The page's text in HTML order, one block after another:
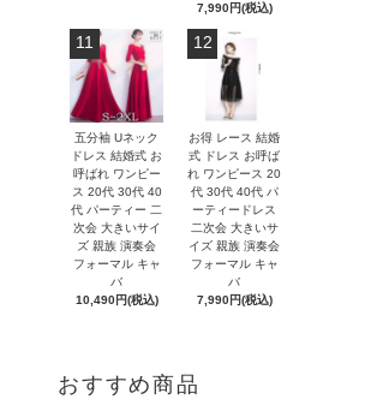
7,990円(税込)
11
五分袖 Uネック
ドレス 結婚式 お
呼ばれ ワンピー
ス 20代 30代 40
代 パーティー 二
次会 大きいサイ
ズ 親族 演奏会
フォーマル キャ
バ
10,490円(税込)
12
お得 レース 結婚
式 ドレス お呼ば
れ ワンピース 20
代 30代 40代 パ
ーティードレス
二次会 大きいサ
イズ 親族 演奏会
フォーマル キャ
バ
7,990円(税込)
おすすめ商品